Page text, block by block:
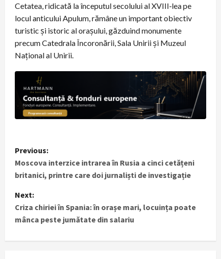
Cetatea, ridicată la începutul secolului al XVIII‑lea pe
locul anticului Apulum, rămâne un important obiectiv
turistic şi istoric al oraşului, găzduind monumente
precum Catedrala Încoronării, Sala Unirii şi Muzeul
Național al Unirii.
P
o
s
t
Previous:
Moscova interzice intrarea în Rusia a cinci cetățeni
britanici, printre care doi jurnaliști de investigație
Next:
Criza chiriei în Spania: în orașe mari, locuința poate
mânca peste jumătate din salariu